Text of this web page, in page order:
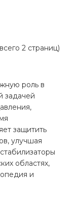
2 страниц)
роль в
задачей
защитить
улучшая
областях,
и